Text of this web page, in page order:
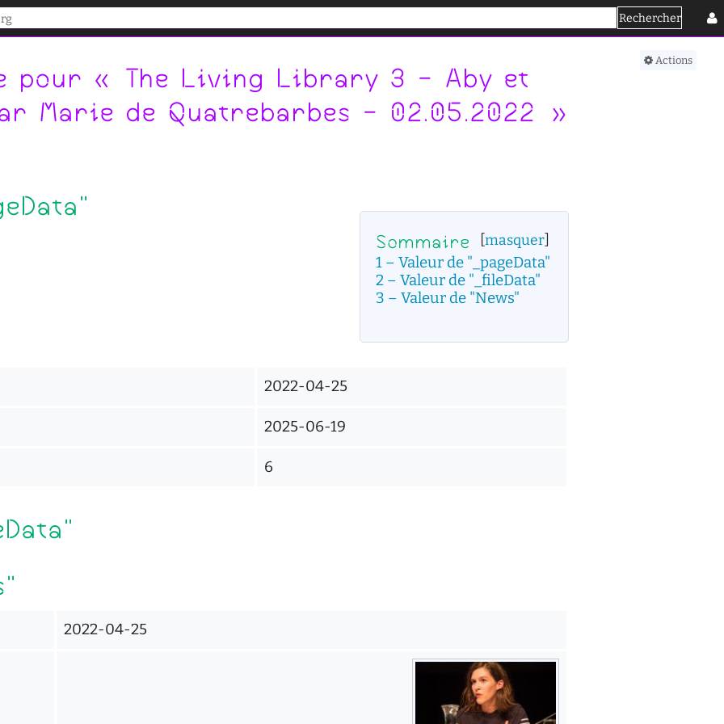
Rechercher
Se connecter
Actions
pour « The Living Library 3 - Aby et
Marie de Quatrebarbes - 02.05.2022 »
Sommaire [masquer]
1
Valeur de "_pageData"
2
Valeur de "_fileData"
3
Valeur de "News"
2022-04-25
2025-06-19
6
2022-04-25